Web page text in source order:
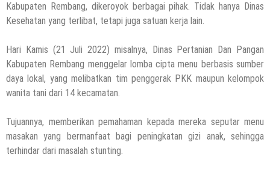
Kapolres Rembang Yang Baru Tancap
Gas, Silaturahmi Dengan Wartawan PWI
Dan IJTI
5 Agustus 2026 bymusa r2b
Ini Ciri-Cirinya, Siapa Tahu Keluarga Anda
(Temuan Mayat Laki-Laki Di Pinggir
Pantai Utara Rembang)
Kabupaten Rembang, dikeroyok berbagai pihak. Tidak hanya Dinas
Kesehatan yang terlibat, tetapi juga satuan kerja lain.
Hari Kamis (21 Juli 2022) misalnya, Dinas Pertanian Dan Pangan
Kabupaten Rembang menggelar lomba cipta menu berbasis sumber
daya lokal, yang melibatkan tim penggerak PKK maupun kelompok
wanita tani dari 14 kecamatan.
Tujuannya, memberikan pemahaman kepada mereka seputar menu
masakan yang bermanfaat bagi peningkatan gizi anak, sehingga
terhindar dari masalah stunting.